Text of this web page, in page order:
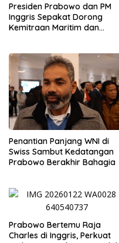
Presiden Prabowo dan PM
Inggris Sepakat Dorong
Kemitraan Maritim dan
Penantian Panjang WNI di
Swiss Sambut Kedatangan
Prabowo Berakhir Bahagia
Prabowo Bertemu Raja
Charles di Inggris, Perkuat